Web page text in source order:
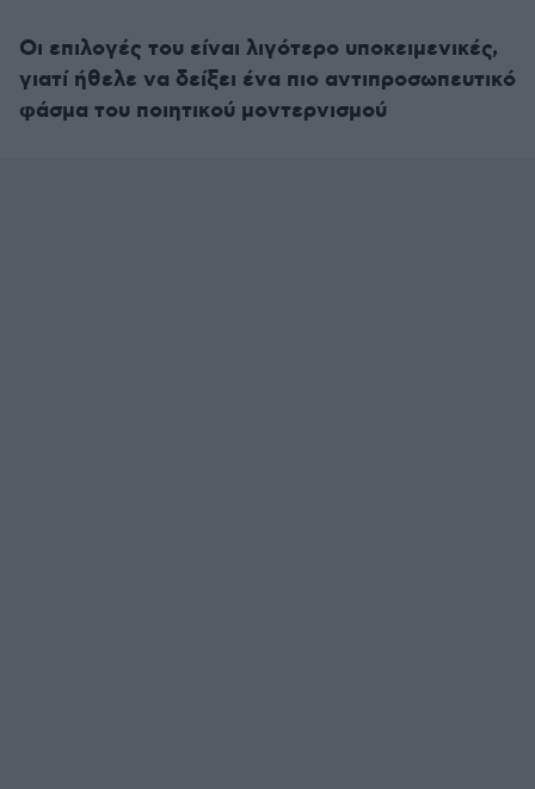
Οι επιλογές του είναι λιγότερο υποκειμενικές,
γιατί ήθελε να δείξει ένα πιο αντιπροσωπευτικό
φάσμα του ποιητικού μοντερνισμού